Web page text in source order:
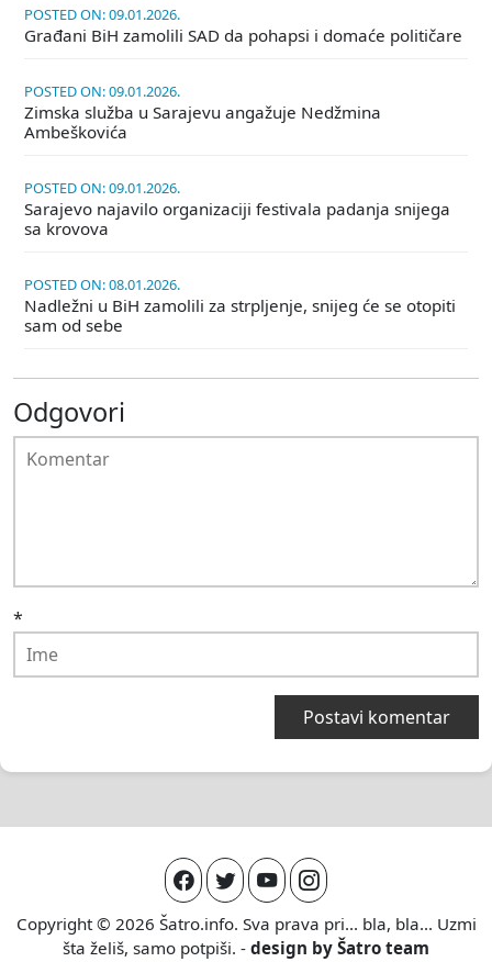
POSTED ON: 09.01.2026.
Građani BiH zamolili SAD da pohapsi i domaće političare
POSTED ON: 09.01.2026.
Zimska služba u Sarajevu angažuje Nedžmina
Ambeškovića
POSTED ON: 09.01.2026.
Sarajevo najavilo organizaciji festivala padanja snijega
sa krovova
POSTED ON: 08.01.2026.
Nadležni u BiH zamolili za strpljenje, snijeg će se otopiti
sam od sebe
Odgovori
*
Copyright © 2026 Šatro.info. Sva prava pri... bla, bla... Uzmi
šta želiš, samo potpiši. - design by Šatro team